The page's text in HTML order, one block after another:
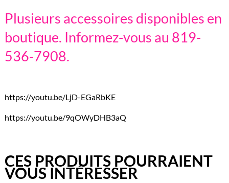
Plusieurs accessoires disponibles en
boutique. Informez-vous au 819-
536-7908.
https://youtu.be/LjD-EGaRbKE
https://youtu.be/9qOWyDHB3aQ
CES PRODUITS POURRAIENT
VOUS INTÉRESSER